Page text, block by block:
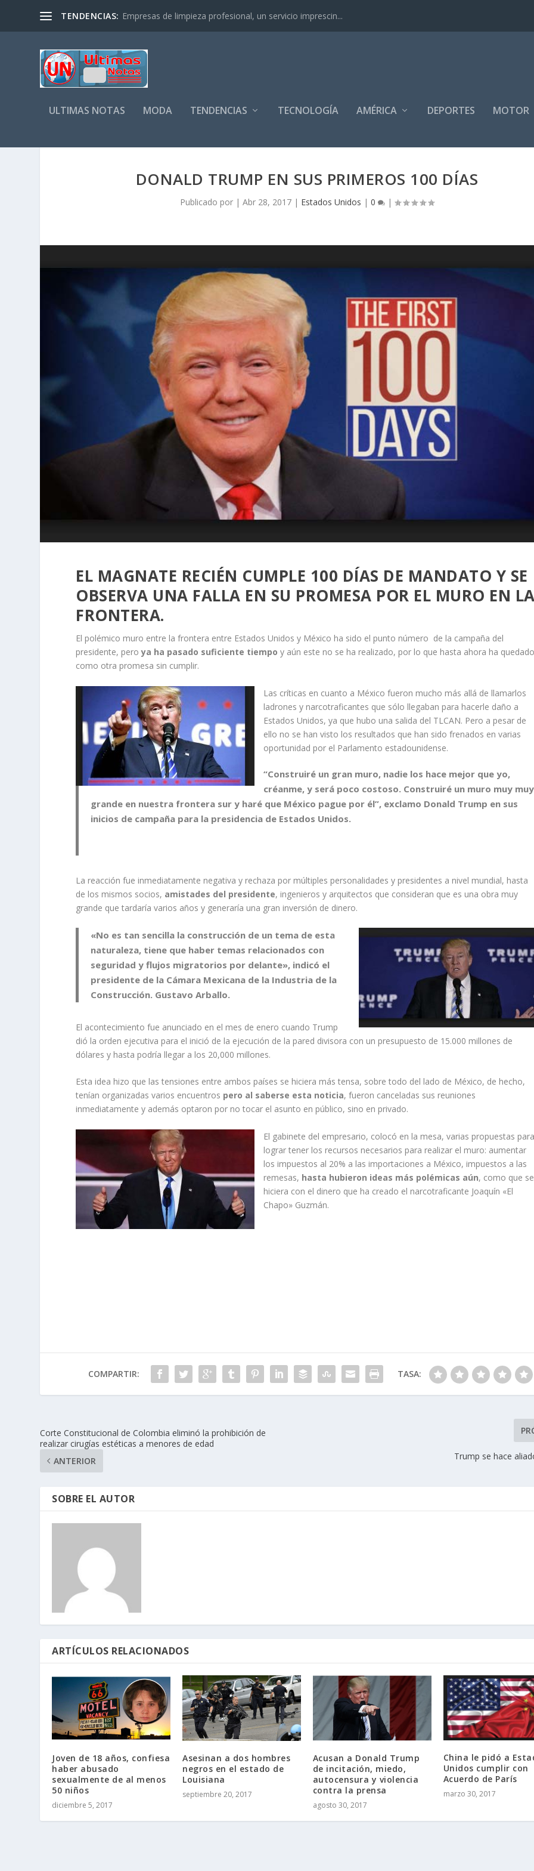
TENDENCIAS: Empresas de limpieza profesional, un servicio imprescin...
ULTIMAS NOTAS MODA TENDENCIAS TECNOLOGÍA AMÉRICA DEPORTES MOTOR
DONALD TRUMP EN SUS PRIMEROS 100 DÍAS
Publicado por | Abr 28, 2017| Estados Unidos | 0 |
EL MAGNATE RECIÉN CUMPLE 100 DÍAS DE MANDATO Y SE
OBSERVA UNA FALLA EN SU PROMESA POR EL MURO EN
FRONTERA.
El polémico muro entre la frontera entre Estados Unidos y México ha sido el punto número de la campaña del
presidente, peroya ha pasado suficiente tiempo y aún este no se ha realizado, por lo que hasta ahora ha
como otra promesa sin cumplir.
Las críticas en cuanto a México fueron mucho más allá de llamarlos
ladrones y narcotraficantes que sólo llegaban para hacerle daño a
Estados Unidos, ya que hubo una salida del TLCAN. Pero a pesar de
ello no se han visto los resultados que han sido frenados en varias
oportunidad por el Parlamento estadounidense.
“Construiré un gran muro, nadie los hace mejor que yo,
créanme, y será poco costoso. Construiré un muro muy muy
grande en nuestra frontera sur y haré que México pague por él”, exclamo Donald Trump en sus
inicios de campaña para la presidencia de Estados Unidos.
La reacción fue inmediatamente negativa y rechaza por múltiples personalidades y presidentes a nivel mundial, hasta
de los mismos socios, amistades del presidente, ingenieros y arquitectos que consideran que es una obra muy
grande que tardaría varios años y generaría una gran inversión de dinero.
«No es tan sencilla la construcción de un tema de esta
naturaleza, tiene que haber temas relacionados con
seguridad y flujos migratorios por delante», indicó el
presidente de la Cámara Mexicana de la Industria de la
Construcción. Gustavo Arballo.
El acontecimiento fue anunciado en el mes de enero cuando Trump
dió la orden ejecutiva para el inició de la ejecución de la pared divisora con un presupuesto de 15.000 millones de
dólares y hasta podría llegar a los 20,000 millones.
Esta idea hizo que las tensiones entre ambos países se hiciera más tensa, sobre todo del lado de México, de hecho,
tenían organizadas varios encuentros pero al saberse esta noticia, fueron canceladas sus reuniones
inmediatamente y además optaron por no tocar el asunto en público, sino en privado.
El gabinete del empresario, colocó en la mesa, varias propuestas
lograr tener los recursos necesarios para realizar el muro: aumentar
los impuestos al 20% a las importaciones a México, impuestos a las
remesas, hasta hubieron ideas más polémicas aún, como que se
hiciera con el dinero que ha creado el narcotraficante Joaquín «El
Chapo» Guzmán.
COMPARTIR: TASA:
Corte Constitucional de Colombia eliminó la prohibición de
realizar cirugías estéticas a menores de edad
ANTERIOR
Trump se hace
SOBRE EL AUTOR
ARTÍCULOS RELACIONADOS
Joven de 18 años, confiesa
haber abusado
sexualmente de al menos
50 niños
diciembre 5, 2017
Asesinan a dos hombres
negros en el estado de
Louisiana
septiembre 20, 2017
Acusan a Donald Trump
de incitación, miedo,
autocensura y violencia
contra la prensa
agosto 30, 2017
China le pidó a
Unidos cumplir con
Acuerdo de París
marzo 30, 2017